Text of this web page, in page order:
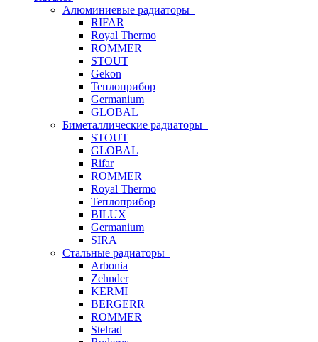
Алюминиевые радиаторы
RIFAR
Royal Thermo
ROMMER
STOUT
Gekon
Теплоприбор
Germanium
GLOBAL
Биметаллические радиаторы
STOUT
GLOBAL
Rifar
ROMMER
Royal Thermo
Теплоприбор
BILUX
Germanium
SIRA
Стальные радиаторы
Arbonia
Zehnder
KERMI
BERGERR
ROMMER
Stelrad